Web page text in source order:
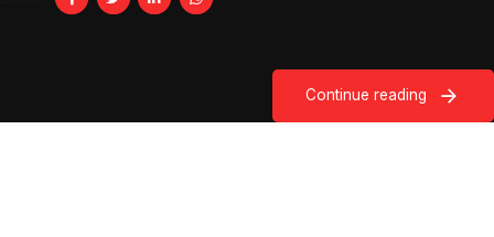
Continue reading